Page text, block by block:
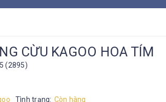
CỪU KAGOO HOA TÍM
(2895)
Tình trạng: Còn hàng